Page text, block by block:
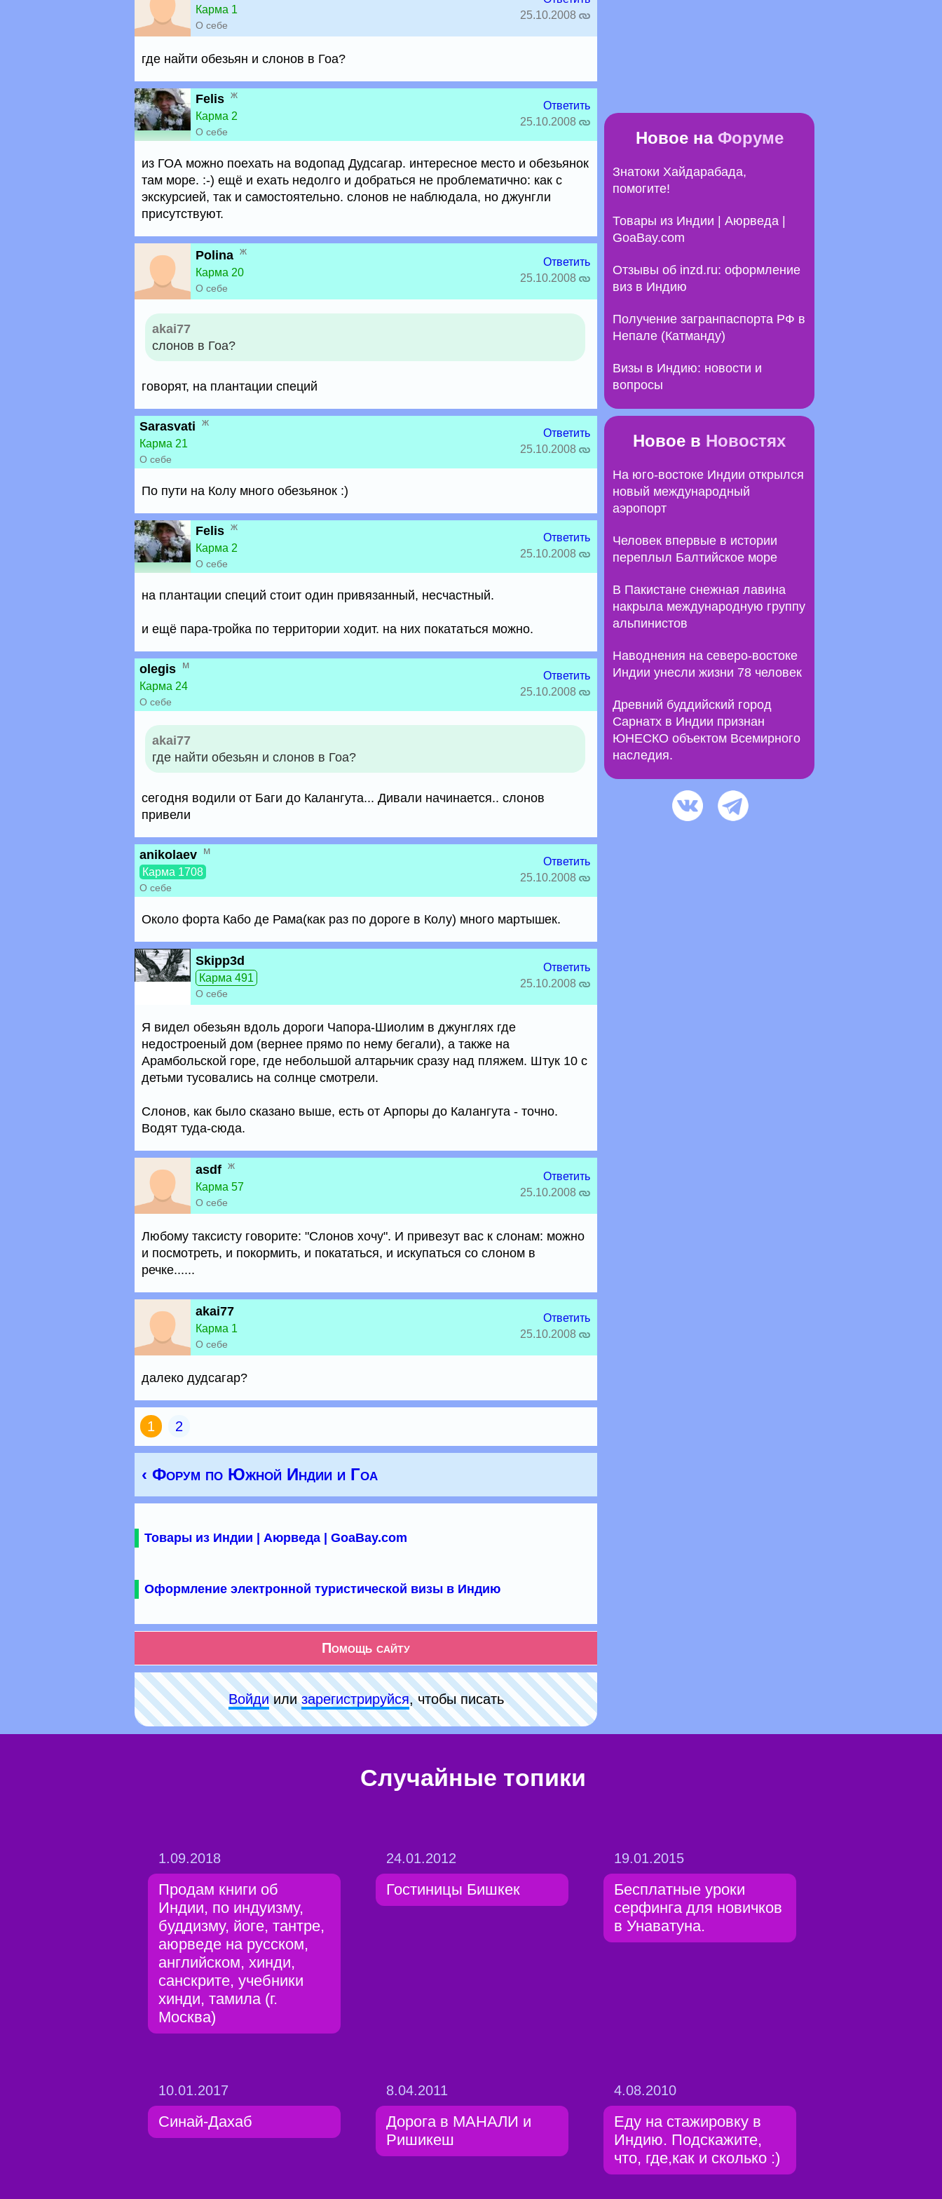
Карма 1
О себе
25.10.2008
где найти обезьян и слонов в Гоа?
Felis ж
Карма 2
О себе
Ответить
25.10.2008
из ГОА можно поехать на водопад Дудсагар. интересное место и обезьянок
там море. :-) ещё и ехать недолго и добраться не проблематично: как с
экскурсией, так и самостоятельно. слонов не наблюдала, но джунгли
присутствуют.
Polina ж
Карма 20
О себе
Ответить
25.10.2008
akai77
слонов в Гоа?
говорят, на плантации специй
Sarasvati ж
Карма 21
О себе
Ответить
25.10.2008
По пути на Колу много обезьянок :)
Felis ж
Карма 2
О себе
Ответить
25.10.2008
на плантации специй стоит один привязанный, несчастный.
и ещё пара-тройка по территории ходит. на них покататься можно.
olegis м
Карма 24
О себе
Ответить
25.10.2008
akai77
где найти обезьян и слонов в Гоа?
сегодня водили от Баги до Калангута... Дивали начинается.. слонов
привели
anikolaev м
Карма 1708
О себе
Ответить
25.10.2008
Около форта Кабо де Рама(как раз по дороге в Колу) много мартышек.
Skipp3d
Карма 491
О себе
Ответить
25.10.2008
Я видел обезьян вдоль дороги Чапора-Шиолим в джунглях где
недостроеный дом (вернее прямо по нему бегали), а также на
Арамбольской горе, где небольшой алтарьчик сразу над пляжем. Штук 10 с
детьми тусовались на солнце смотрели.
Слонов, как было сказано выше, есть от Арпоры до Калангута - точно.
Водят туда-сюда.
asdf ж
Карма 57
О себе
Ответить
25.10.2008
Любому таксисту говорите: "Слонов хочу". И привезут вас к слонам: можно
и посмотреть, и покормить, и покататься, и искупаться со слоном в
речке......
akai77
Карма 1
О себе
Ответить
25.10.2008
далеко дудсагар?
1 2
‹ Форум по Южной Индии и Гоа
Товары из Индии | Аюрведа | GoaBay.com
Оформление электронной туристической визы в Индию
Помощь сайту
Войдиилизарeгиcтpируйся, чтобы писать
Новое на Форуме
Знатоки Хайдарабада,
помогите!
Товары из Индии | Аюрведа |
GoaBay.com
Отзывы об inzd.ru: оформление
виз в Индию
Получение загранпаспорта РФ в
Непале (Катманду)
Визы в Индию: новости и
вопросы
Новое в Новостях
На юго-востоке Индии открылся
новый международный
аэропорт
Человек впервые в истории
переплыл Балтийское море
В Пакистане снежная лавина
накрыла международную группу
альпинистов
Наводнения на северо-востоке
Индии унесли жизни 78 человек
Древний буддийский город
Сарнатх в Индии признан
ЮНЕСКО объектом Всемирного
наследия.
Случайные топики
1.09.2018
Продам книги об
Индии, по индуизму,
буддизму, йоге, тантре,
аюрведе на русском,
английском, хинди,
санскрите, учебники
хинди, тамила (г.
Москва)
24.01.2012
Гостиницы Бишкек
19.01.2015
Бесплатные уроки
серфинга для новичков
в Унаватуна.
10.01.2017
Синай-Дахаб
8.04.2011
Дорога в МАНАЛИ и
Ришикеш
4.08.2010
Еду на стажировку в
Индию. Подскажите,
что, где,как и сколько :)